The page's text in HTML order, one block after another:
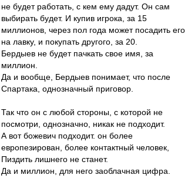
не будет работать, с кем ему дадут. Он сам
выбирать будет. И купив игрока, за 15
миллионов, через пол года может посадить его
на лавку, и покупать другого, за 20.
Бердыев не будет пачкать свое имя, за
миллион.
Да и вообще, Бердыев понимает, что после
Спартака, однозначный приговор.
Так что он с любой стороны, с которой не
посмотри, однозначно, никак не подходит.
А вот божевич подходит. он более
европезирован, более контактный человек,
Пиздить лишнего не станет.
Да и миллион, для него заоблачная цифра.